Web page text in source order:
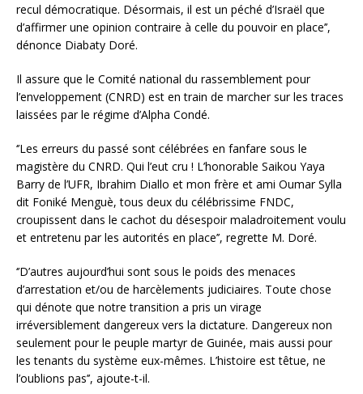
recul démocratique. Désormais, il est un péché d’Israël que
d’affirmer une opinion contraire à celle du pouvoir en place’’,
dénonce Diabaty Doré.
Il assure que le Comité national du rassemblement pour
l’enveloppement (CNRD) est en train de marcher sur les traces
laissées par le régime d’Alpha Condé.
‘’Les erreurs du passé sont célébrées en fanfare sous le
magistère du CNRD. Qui l’eut cru ! L’honorable Saikou Yaya
Barry de l’UFR, Ibrahim Diallo et mon frère et ami Oumar Sylla
dit Foniké Menguè, tous deux du célébrissime FNDC,
croupissent dans le cachot du désespoir maladroitement voulu
et entretenu par les autorités en place’’, regrette M. Doré.
‘’D’autres aujourd’hui sont sous le poids des menaces
d’arrestation et/ou de harcèlements judiciaires. Toute chose
qui dénote que notre transition a pris un virage
irréversiblement dangereux vers la dictature. Dangereux non
seulement pour le peuple martyr de Guinée, mais aussi pour
les tenants du système eux-mêmes. L’histoire est têtue, ne
l’oublions pas’’, ajoute-t-il.